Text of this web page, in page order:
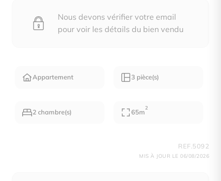
Nous devons vérifier votre email
pour voir les détails du bien vendu
Appartement 3 pièce(s)
2 chambre(s) 65m
2
REF.5092
MIS À JOUR LE 06/08/2026